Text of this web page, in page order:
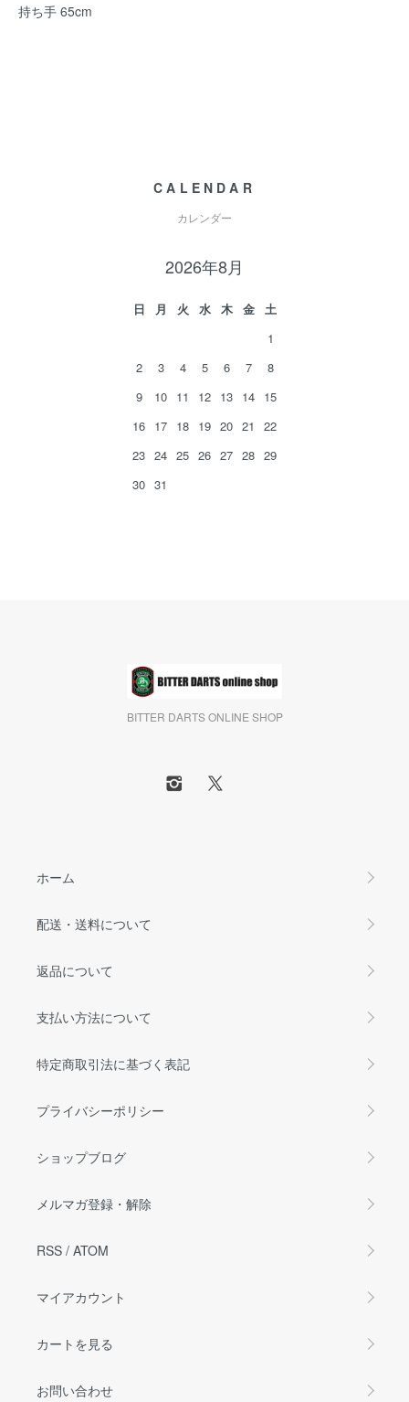
持ち手 65cm
CALENDAR
カレンダー
2026年8月
日 月 火 水 木 金
土
1
2
3 4 5 6 7
8
9
10 11 12 13 14 15
16 17 18 19 20 21
22
23 24 25 26 27 28 29
30 31
BITTER DARTS ONLINE SHOP
ホーム
配送・送料について
返品について
支払い方法について
特定商取引法に基づく表記
プライバシーポリシー
ショップブログ
メルマガ登録・解除
RSS / ATOM
マイアカウント
カートを見る
お問い合わせ